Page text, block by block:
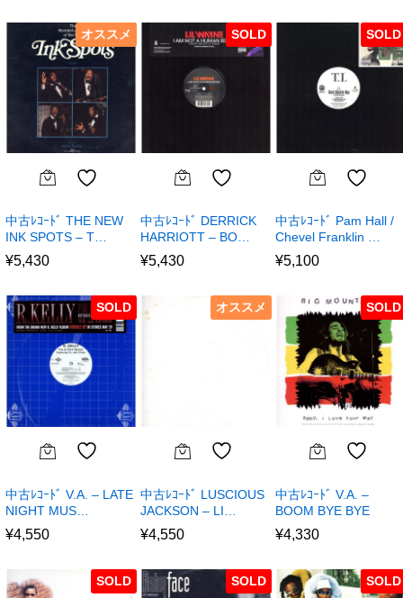
オススメ
中古ﾚｺｰﾄﾞ THE NEW
INK SPOTS – T…
¥5,430
SOLD
中古ﾚｺｰﾄﾞ DERRICK
HARRIOTT – BO…
¥5,430
SOLD
中古ﾚｺｰﾄﾞ Pam Hall /
Chevel Franklin …
¥5,100
SOLD
中古ﾚｺｰﾄﾞ V.A. – LATE
NIGHT MUS…
¥4,550
オススメ
中古ﾚｺｰﾄﾞ LUSCIOUS
JACKSON – LI…
¥4,550
SOLD
中古ﾚｺｰﾄﾞ V.A. –
BOOM BYE BYE
¥4,330
SOLD SOLD SOLD